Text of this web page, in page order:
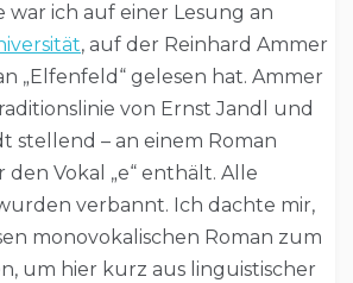
war ich auf einer Lesung an
, auf der Reinhard Ammer
„Elfenfeld“ gelesen hat. Ammer
von Ernst Jandl und
stellend – an einem Roman
Vokal „e“ enthält. Alle
verbannt. Ich dachte mir,
monovokalischen Roman zum
um hier kurz aus linguistischer